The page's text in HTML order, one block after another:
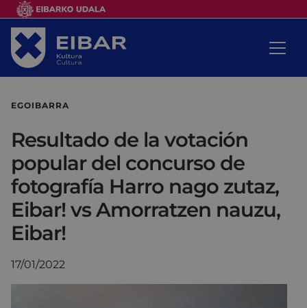
EGOIBARRA
Resultado de la votación
popular del concurso de
fotografía Harro nago zutaz,
Eibar! vs Amorratzen nauzu,
Eibar!
17/01/2022